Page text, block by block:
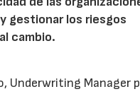
gestionar los riesgos
cambio.
Underwriting Manager